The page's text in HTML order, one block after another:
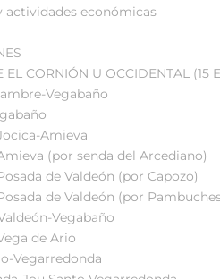
actividades económicas
EL CORNIÓN U OCCIDENTAL (15
Vegabaño
Amieva
(por senda del Arcediano)
de Valdeón (por Capozo)
de Valdeón (por
Vegabaño
de Ario
Vegarredonda